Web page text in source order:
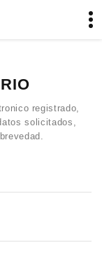
registrado,
solicitados,